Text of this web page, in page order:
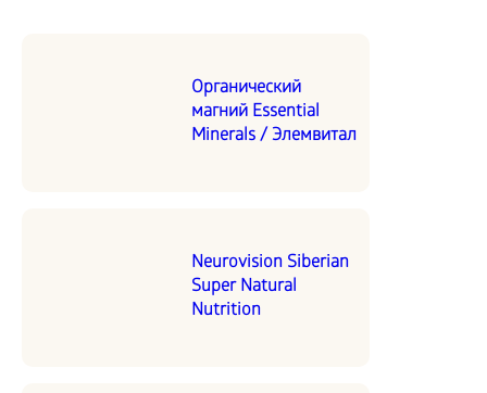
Органический
магний Essential
Minerals / Элемвитал
Neurovision Siberian
Super Natural
Nutrition